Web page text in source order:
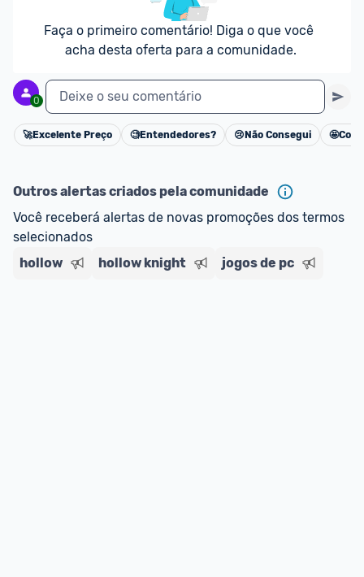
Faça o primeiro comentário! Diga o que você
acha desta oferta para a comunidade.
0 Deixe o seu comentário
Cancelar
🚀Excelente Preço 🧐Entendedores? 😢 Não Consegui 🤩
Outros alertas criados pela comunidade
Você receberá alertas de novas promoções dos termos
selecionados
hollow
hollow knight jogos de pc